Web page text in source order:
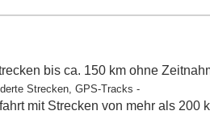
bis ca. 150 km ohne
Strecken, GPS-Tracks -
mit Strecken von mehr als 200